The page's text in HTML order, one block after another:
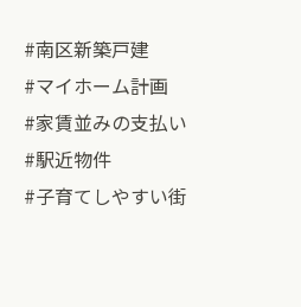
#南区新築戸建
#マイホーム計画
#家賃並みの支払い
#駅近物件
#子育てしやすい街